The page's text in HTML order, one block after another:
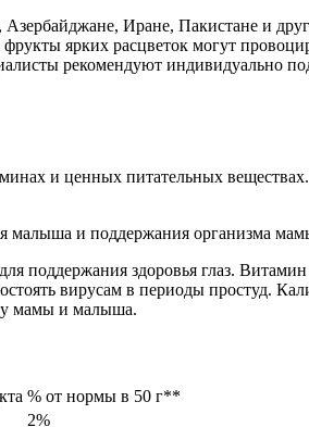
Иране, Пакистане и
ярких расцветок могут
рекомендуют индивидуально
и ценных питательных
малыша и поддержания организма
поддержания здоровья глаз.
вирусам в периоды простуд.
у мамы и малыша.
% от нормы в 50 г**
2%